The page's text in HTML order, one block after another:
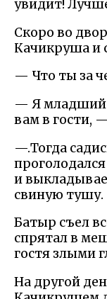
увидит!
Скоро во
Качикруша и
— Что ты за
— Я младший
вам в гости,
—.Тогда
и
свиную тушу.
Батыр съел
спрятал в
гостя злыми
На другой